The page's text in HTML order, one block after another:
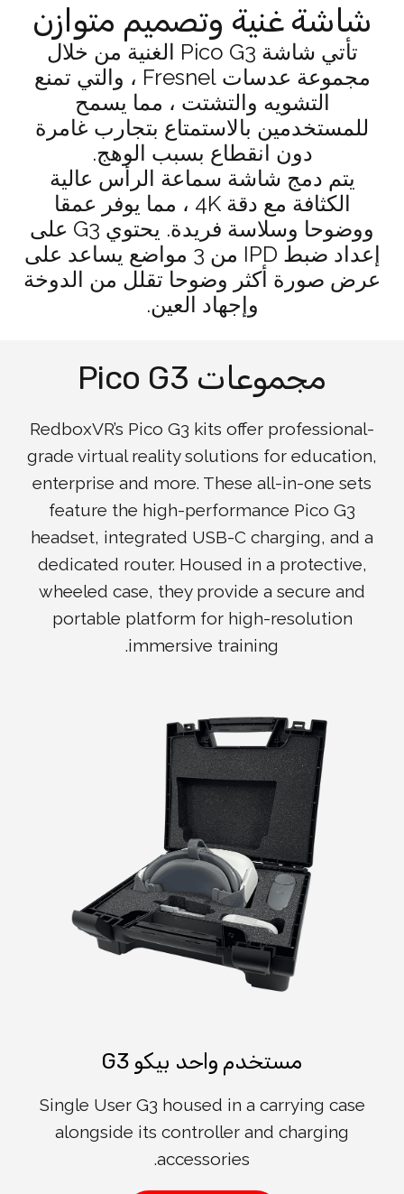
شاشة غنية وتصميم متوازن
تأتي شاشة Pico G3 الغنية من خلال
مجموعة عدسات Fresnel ، والتي تمنع
التشويه والتشتت ، مما يسمح
للمستخدمين بالاستمتاع بتجارب غامرة
دون انقطاع بسبب الوهج.
يتم دمج شاشة سماعة الرأس عالية
الكثافة مع دقة 4K ، مما يوفر عمقا
ووضوحا وسلاسة فريدة. يحتوي G3 على
إعداد ضبط IPD من 3 مواضع يساعد على
عرض صورة أكثر وضوحا تقلل من الدوخة
وإجهاد العين.
مجموعات Pico G3
RedboxVR’s Pico G3 kits offer professional-
grade virtual reality solutions for education,
enterprise and more. These all-in-one sets
feature the high-performance Pico G3
headset, integrated USB-C charging, and a
dedicated router. Housed in a protective,
wheeled case, they provide a secure and
portable platform for high-resolution
immersive training.
مستخدم واحد بيكو G3
Single User G3 housed in a carrying case
alongside its controller and charging
accessories.